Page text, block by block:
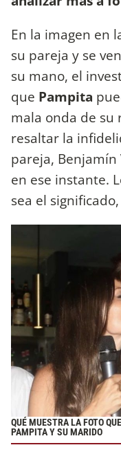
En la imagen en
su pareja y se
su mano, el
que Pampita
mala onda de su
resaltar la
pareja,
en ese instante.
sea el
QUÉ MUESTRA LA FOTO
PAMPITA Y SU MARIDO